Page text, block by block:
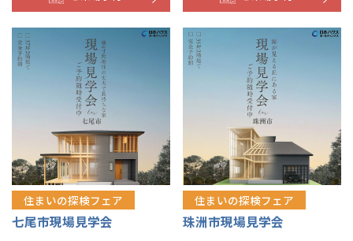
住まいの探検フェア
七尾市現場見学会
住まいの探検フェア
珠洲市現場見学会